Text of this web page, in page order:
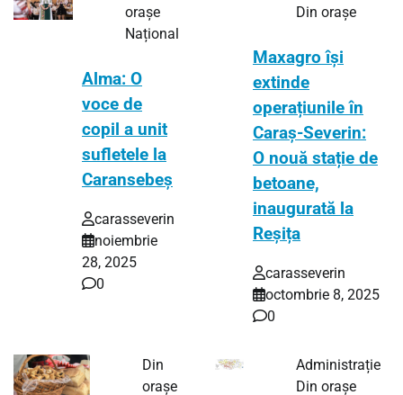
orașe
Național
Alma: O
voce de
copil a unit
sufletele la
Caransebeș
carasseverin
noiembrie
28, 2025
0
Din orașe
Maxagro își
extinde
operațiunile în
Caraș-Severin:
O nouă stație de
betoane,
inaugurată la
Reșița
carasseverin
octombrie 8, 2025
0
Din
orașe
Administrație
Din orașe